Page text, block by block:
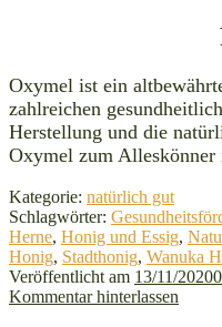
Oxymel ist ein
zahlreichen
Herstellung und die
Oxymel zum
Kategorie: natürlich gut
Schlagwörter:
Herne, Honig und Essig,
Honig, Stadthonig, Wanuka
Veröffentlicht am 13/11/2020
Kommentar hinterlassen